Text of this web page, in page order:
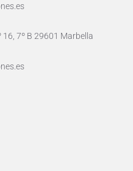
7º B 29601 Marbella